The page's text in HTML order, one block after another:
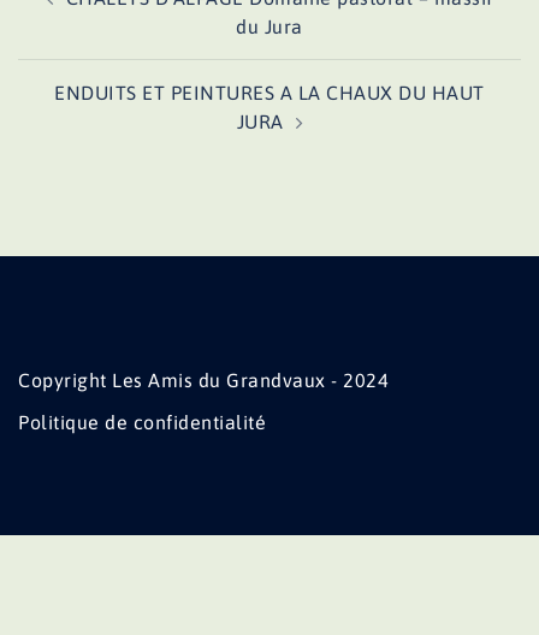
d’article
du Jura
ENDUITS ET PEINTURES A LA CHAUX DU HAUT
JURA
Copyright Les Amis du Grandvaux - 2024
Politique de confidentialité